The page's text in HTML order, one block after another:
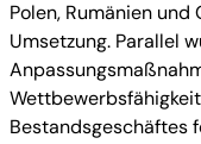
Polen, Rumänien
Umsetzung. Parallel
Bestandsgeschäftes